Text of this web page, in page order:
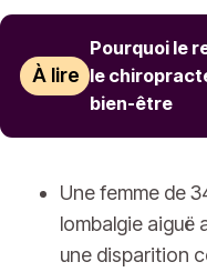
À lire
Pourquoi le
le
bien-être
Une femme de
lombalgie aiguë
une disparition